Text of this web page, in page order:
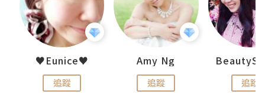
♥Eunice♥
追蹤
Amy Ng
追蹤 追蹤